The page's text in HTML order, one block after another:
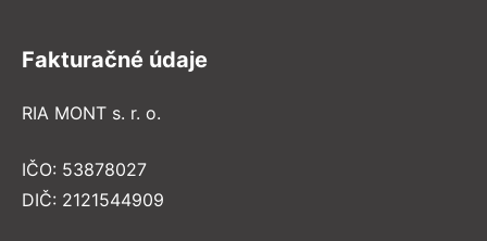
Fakturačné údaje
RIA MONT s. r. o.
IČO: 53878027
DIČ: 2121544909